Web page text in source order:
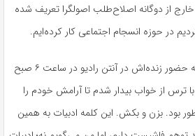
خارج از دوگانه اصلاح‌طلب اصولگرا تعریف شده
در حوزه انسجام اجتماعی کار کرده‌ایم.
سلیمی با اشاره به اولین تجربه حضور زنده‌اش در آنتن رادیو در ساعت ۶ صبح
ترس از خواب بیدار شدم تا آرامش خودم را
بود. بزن و بکش. این کلمه ادبیات به همین